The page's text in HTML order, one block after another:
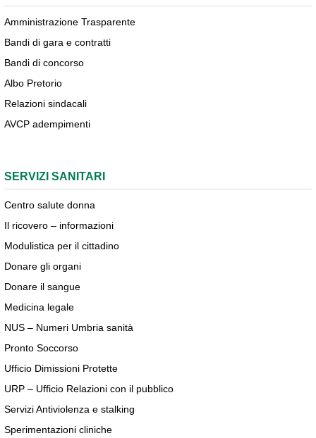
Amministrazione Trasparente
Bandi di gara e contratti
Bandi di concorso
Albo Pretorio
Relazioni sindacali
AVCP adempimenti
SERVIZI SANITARI
Centro salute donna
Il ricovero – informazioni
Modulistica per il cittadino
Donare gli organi
Donare il sangue
Medicina legale
NUS – Numeri Umbria sanità
Pronto Soccorso
Ufficio Dimissioni Protette
URP – Ufficio Relazioni con il pubblico
Servizi Antiviolenza e stalking
Sperimentazioni cliniche